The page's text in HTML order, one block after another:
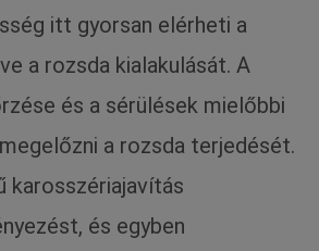
itt gyorsan elérheti a
a rozsda kialakulását. A
és a sérülések mielőbbi
a rozsda terjedését.
karosszériajavítás
és egyben